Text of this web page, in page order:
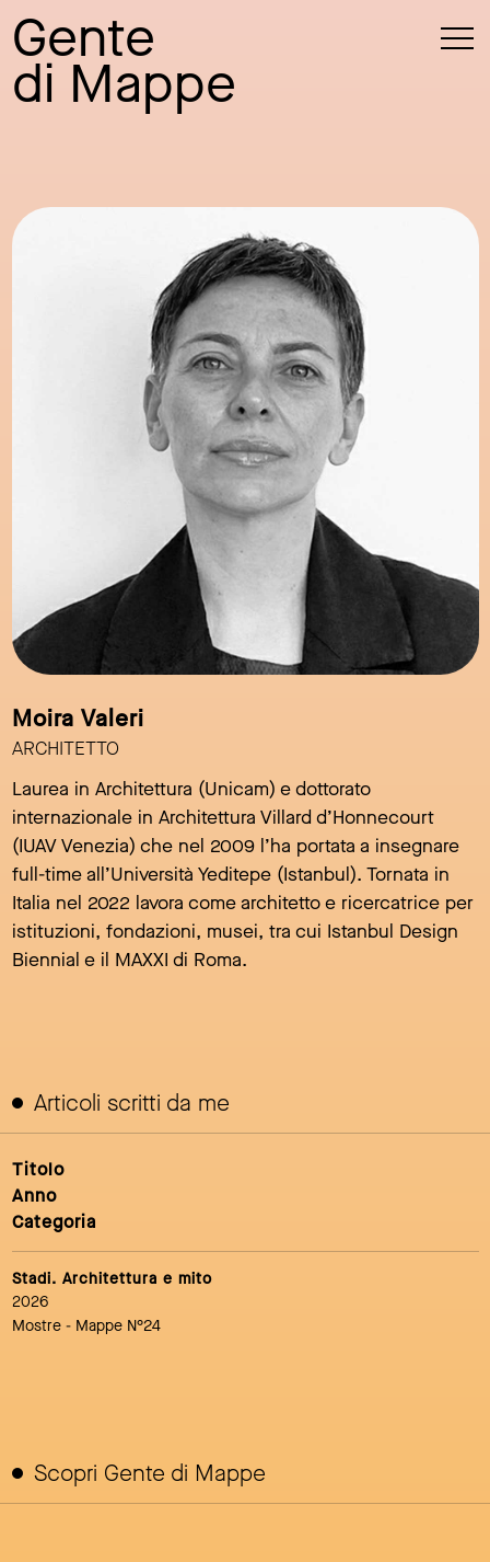
Gente
di Mappe
Moira Valeri
ARCHITETTO
Laurea in Architettura (Unicam) e dottorato
internazionale in Architettura Villard d’Honnecourt
(IUAV Venezia) che nel 2009 l’ha portata a insegnare
full-time all’Università Yeditepe (Istanbul). Tornata in
Italia nel 2022 lavora come architetto e ricercatrice per
istituzioni, fondazioni, musei, tra cui Istanbul Design
Biennial e il MAXXI di Roma.
Articoli scritti da me
Titolo
Anno
Categoria
Stadi. Architettura e mito
2026
Mostre - Mappe N°24
Scopri Gente di Mappe